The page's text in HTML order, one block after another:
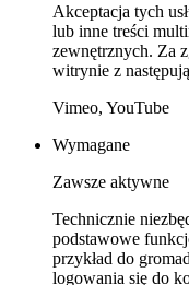
Akceptacja tych
lub inne treści
zewnętrznych. Za
witrynie z
Vimeo, YouTube
Wymagane
Zawsze aktywne
Technicznie
podstawowe
przykład do
logowania się do